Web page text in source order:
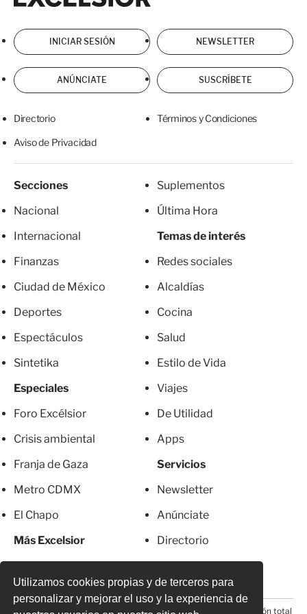
Utilizamos cookies propias y de terceros para
personalizar y mejorar el uso y la experiencia de
INICIAR SESIÓN NEWSLETTER
ANÚNCIATE SUSCRÍBETE
Directorio Términos y Condiciones
Aviso de Privacidad
Secciones
Nacional
Internacional
Finanzas
Ciudad de México
Deportes
Espectáculos
Sintetika
Especiales
Foro Excélsior
Crisis ambiental
Franja de Gaza
Metro CDMX
El Chapo
Más Excelsior
Mujeres
Suplementos
Última Hora
Temas de interés
Redes sociales
Alcaldías
Cocina
Salud
Estilo de Vida
Viajes
De Utilidad
Apps
Servicios
Newsletter
Anúnciate
Directorio
Suscripciones
© 2026 Todos los derechos reservados. Prohibida la reproducción total